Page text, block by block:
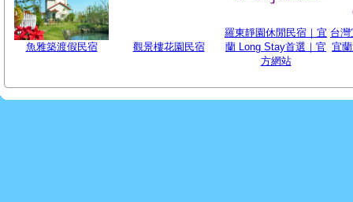
魚雅築渡假民宿 觀景樓花園民宿
羅東靜園休閒民宿｜宜
蘭 Long Stay首選｜官
方網站
台
宜